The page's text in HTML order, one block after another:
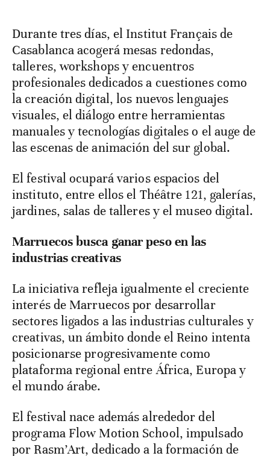
Durante tres días, el Institut Français de
Casablanca acogerá mesas redondas,
talleres, workshops y encuentros
profesionales dedicados a cuestiones como
la creación digital, los nuevos lenguajes
visuales, el diálogo entre herramientas
manuales y tecnologías digitales o el auge de
las escenas de animación del sur global.
El festival ocupará varios espacios del
instituto, entre ellos el Théâtre 121, galerías,
jardines, salas de talleres y el museo digital.
Marruecos busca ganar peso en las
industrias creativas
La iniciativa refleja igualmente el creciente
interés de Marruecos por desarrollar
sectores ligados a las industrias culturales y
creativas, un ámbito donde el Reino intenta
posicionarse progresivamente como
plataforma regional entre África, Europa y
el mundo árabe.
El festival nace además alrededor del
programa Flow Motion School, impulsado
por Rasm’Art, dedicado a la formación de